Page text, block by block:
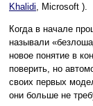
Khalidi, Microsoft ).
Когда в начале
называли
новое понятие в
поверить, но
своих первых
они больше не